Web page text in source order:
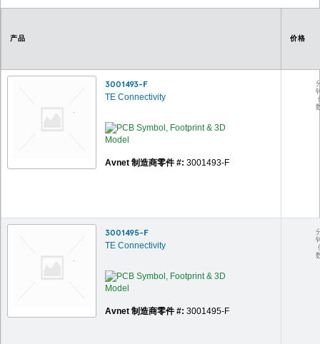
产品 价格
3001493-F
TE Connectivity
Avnet 制造商零件 #: 3001493-F
3001495-F
TE Connectivity
Avnet 制造商零件 #: 3001495-F